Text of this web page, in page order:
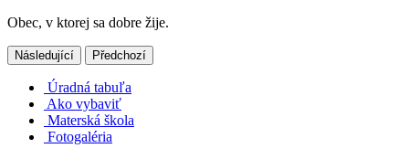
Obec, v ktorej sa dobre žije.
Následující Předchozí
Úradná tabuľa
Ako vybaviť
Materská škola
Fotogaléria